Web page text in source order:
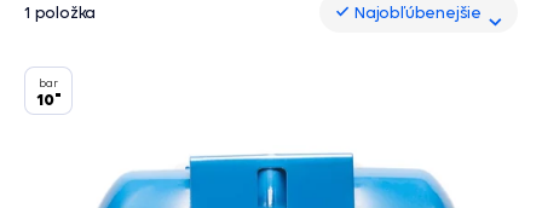
1 položka Najobľúbenejšie
Najobľúbenejšie
bar
10"